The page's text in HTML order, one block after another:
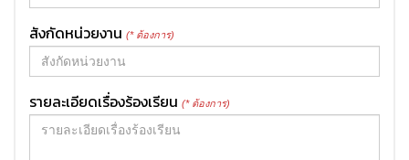
สังกัดหน่วยงาน (* ต้องการ)
รายละเอียดเรื่องร้องเรียน (* ต้องการ)